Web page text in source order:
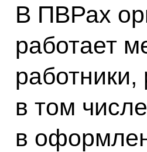
В ПВРах
работает
в том
в